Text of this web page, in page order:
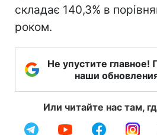
складає 140,3% в
роком.
Не упустите главное!
наши
Или читайте нас там,